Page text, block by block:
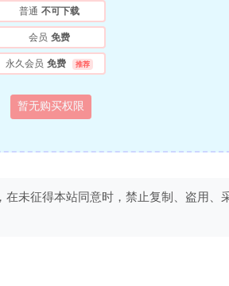
普通 不可下载
会员 免费
永久会员 免费 推荐
暂无购买权限
未征得本站同意时，禁止复制、盗用